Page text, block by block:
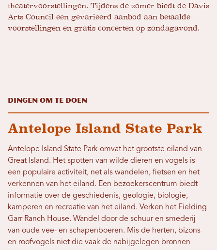
theatervoorstellingen. Tijdens de zomer biedt de Davis
Arts Council een gevarieerd aanbod aan betaalde
voorstellingen en gratis concerten op zondagavond.
Dingen om te doen
Antelope Island State Park
Antelope Island State Park omvat het grootste eiland van
Great Island. Het spotten van wilde dieren en vogels is
een populaire activiteit, net als wandelen, fietsen en het
verkennen van het eiland. Een bezoekerscentrum biedt
informatie over de geschiedenis, geologie, biologie,
kamperen en recreatie van het eiland. Verken het Fielding
Garr Ranch House. Wandel door de schuur en smederij
van oude vee- en schapenboeren. Mis de herten, bizons
en roofvogels niet die vaak de nabijgelegen bronnen